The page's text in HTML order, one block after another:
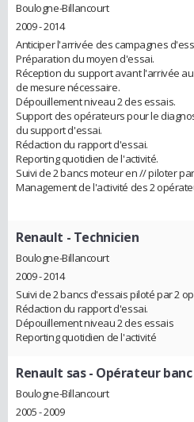
Boulogne-Billancourt
2009 - 2014
Anticiper l'arrivée des campagnes
Préparation du moyen d'essai.
Réception du support avant l'arrivée
de mesure nécessaire.
Dépouillement niveau 2 des essais.
Support des opérateurs pour le
du support d'essai.
Rédaction du rapport d'essai.
Reporting quotidien de l'activité.
Suivi de 2 bancs moteur en // piloter
Management de l'activité des 2
Renault - Technicien
Boulogne-Billancourt
2009 - 2014
Suivi de 2 bancs d'essais piloté par 2
Rédaction du rapport d'essai.
Dépouillement niveau 2 des essais
Reporting quotidien de l'activité
Renault sas- Opérateur
Boulogne-Billancourt
2005 - 2009